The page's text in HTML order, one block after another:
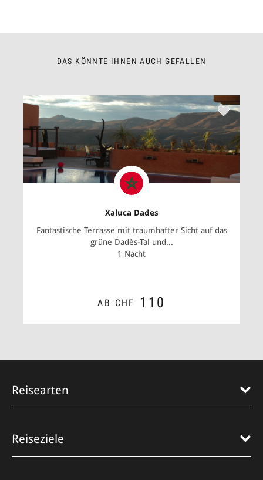
DAS KÖNNTE IHNEN AUCH GEFALLEN
Xaluca Dades
Fantastische Terrasse mit traumhafter Sicht auf das
grüne Dadès-Tal und...
1 Nacht
AB CHF 110
Reisearten
Reiseziele